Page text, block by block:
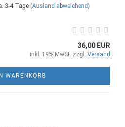
3-4 Tage (Ausland abweichend)
36,00 EUR
inkl. 19% MwSt. zzgl. Versand
WARENKORB